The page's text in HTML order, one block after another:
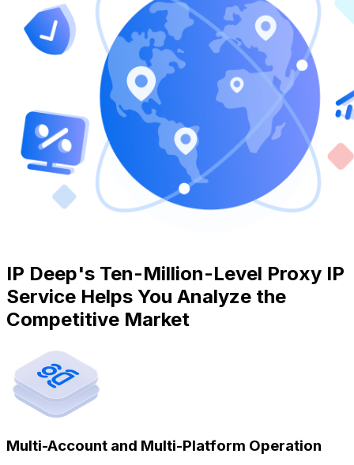
IP Deep's Ten-Million-Level Proxy IP
Service Helps You Analyze the
Competitive Market
Multi-Account and Multi-Platform Operation